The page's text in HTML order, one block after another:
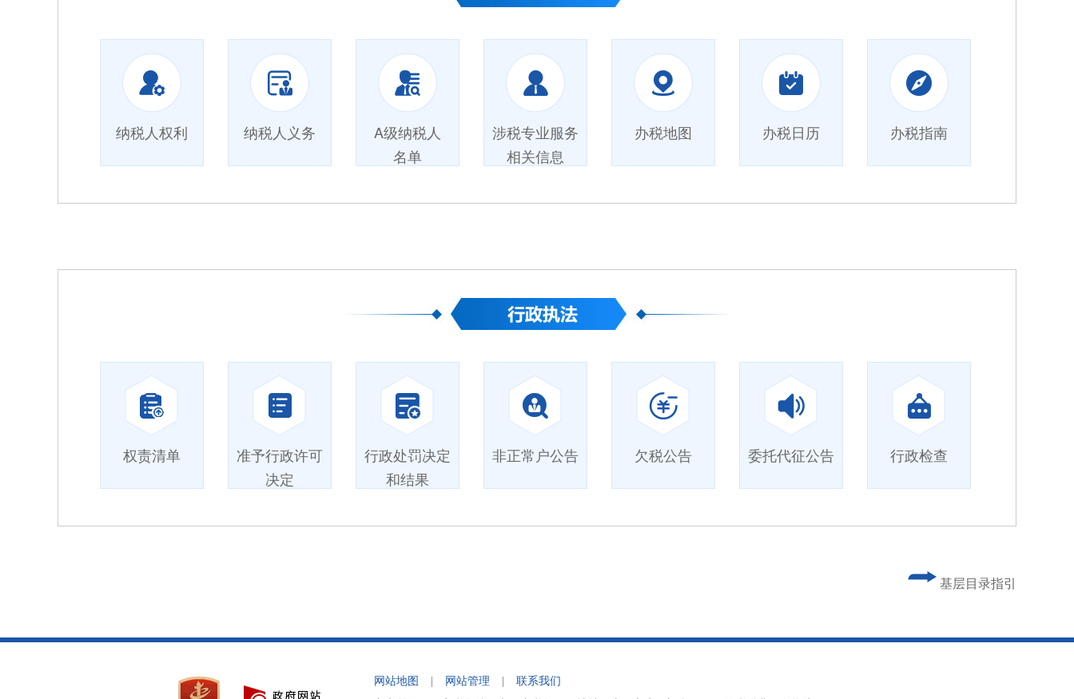
纳税人权利 纳税人义务
A级纳税人
名单
涉税专业服务
相关信息
办税地图 办税日历 办税指南
权责清单
准予行政许可
决定
行政处罚决定
和结果
非正常户公告 欠税公告 委托代征公告 行政检查
基层目录指引
网站地图 | 网站管理 |
联系我们